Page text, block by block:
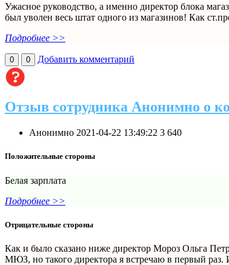
Ужасное руководство, а именно директор блока
был уволен весь штат одного из магазинов! Как
Подробнее >>
0 0 Добавить комментарий
Отзыв сотрудника Анонимно о
Анонимно 2021-04-22 13:49:22 3 640
Положительные стороны
Белая зарплата
Подробнее >>
Отрицательные стороны
Как и было сказано ниже директор Мороз Ольга
МЮЗ, но такого директора я встречаю в первый раз.